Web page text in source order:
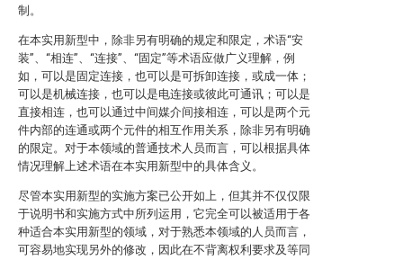
制。
在本实用新型中，除非另有明确的规定和限定，术语“安
装”、“相连”、“连接”、“固定”等术语应做广义理解，例
如，可以是固定连接，也可以是可拆卸连接，或成一体；
可以是机械连接，也可以是电连接或彼此可通讯；可以是
直接相连，也可以通过中间媒介间接相连，可以是两个元
件内部的连通或两个元件的相互作用关系，除非另有明确
的限定。对于本领域的普通技术人员而言，可以根据具体
情况理解上述术语在本实用新型中的具体含义。
尽管本实用新型的实施方案已公开如上，但其并不仅仅限
于说明书和实施方式中所列运用，它完全可以被适用于各
种适合本实用新型的领域，对于熟悉本领域的人员而言，
可容易地实现另外的修改，因此在不背离权利要求及等同